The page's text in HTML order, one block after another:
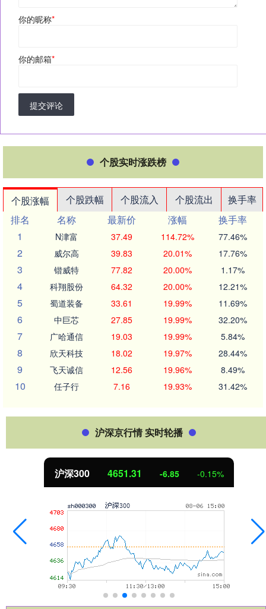
你的昵称*
你的邮箱*
提交评论
个股实时涨跌榜
个股涨幅 个股跌幅 个股流入 个股流出
换手率
排名
名称 最新价 涨幅
换手率
1
N津富 37.49 114.72% 77.46%
2 威尔高 39.83 20.01% 17.76%
3 锴威特 77.82 20.00% 1.17%
4 科翔股份 64.32 20.00% 12.21%
5 蜀道装备 33.61 19.99% 11.69%
6 中巨芯 27.85 19.99% 32.20%
7 广哈通信 19.03 19.99% 5.84%
8 欣天科技 18.02 19.97% 28.44%
9 飞天诚信 12.56 19.96% 8.49%
10 任子行 7.16 19.93% 31.42%
沪深京行情 实时轮播
北证50 1122.88 3.42 0.30%